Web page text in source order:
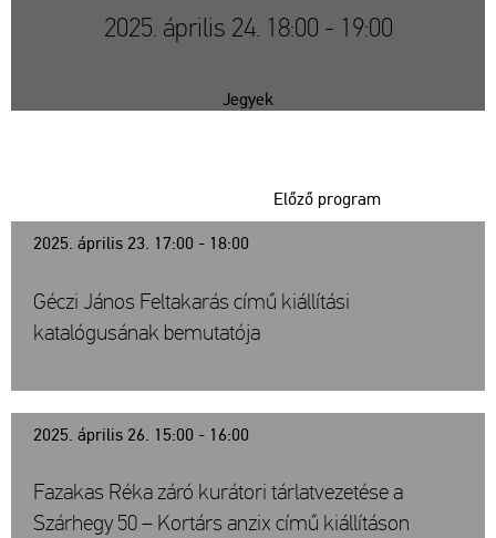
2025. április 24. 18:00 - 19:00
Jegyek
2025. április 23. 17:00 - 18:00
Előző program
Géczi János Feltakarás című kiállítási
katalógusának bemutatója
2025. április 26. 15:00 - 16:00
Fazakas Réka záró kurátori tárlatvezetése a
Szárhegy 50 – Kortárs anzix című kiállításon